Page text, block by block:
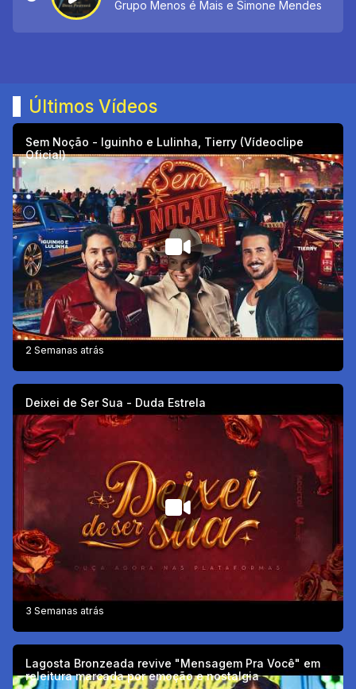
Grupo Menos é Mais e Simone Mendes
Últimos Vídeos
Sem Noção - Iguinho e Lulinha, Tierry (Vídeoclipe
Oficial)
2 Semanas atrás
Deixei de Ser Sua - Duda Estrela
3 Semanas atrás
Lagosta Bronzeada revive "Mensagem Pra Você" em
releitura marcada por emoção e nostalgia